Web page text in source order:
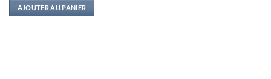
AJOUTER AU PANIER